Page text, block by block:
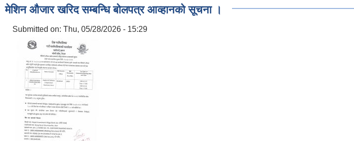
मेशिन औजार खरिद सम्बन्धि बोलपत्र आव्हानको सूचना ।
Submitted on: Thu, 05/28/2026 - 15:29